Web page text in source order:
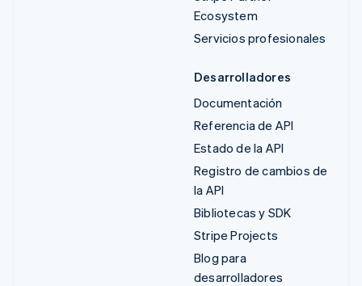
Ecosystem
Servicios profesionales
Desarrolladores
Documentación
Referencia de API
Estado de la API
Registro de cambios de
la API
Bibliotecas y SDK
Stripe Projects
Blog para
desarrolladores